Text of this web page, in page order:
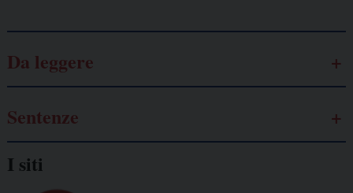
Da leggere
Sentenze
I siti